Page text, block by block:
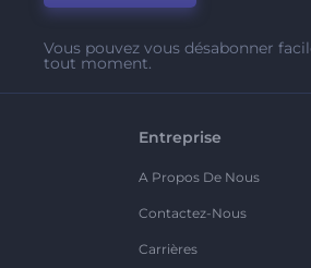
Vous pouvez vous désabonner
tout moment.
Entreprise
A Propos De Nous
Contactez-Nous
Carrières